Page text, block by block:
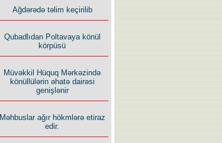
Ağdərədə təlim keçirilib
Qubadlıdan Poltavaya könül
körpüsü
Müvəkkil Hüquq Mərkəzində
könüllülərin əhatə dairəsi
genişlənir
Məhbuslar ağır hökmlərə etiraz
edir.